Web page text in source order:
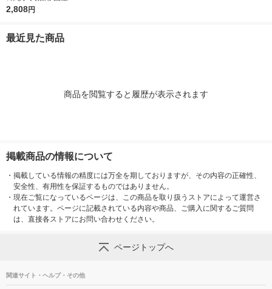
1ケース（1本×6）森
2,808円
最近見た商品
商品を閲覧すると履歴が表示されます
掲載商品の情報について
・ 掲載している情報の精度には万全を期しておりますが、その内容の正確性、
安全性、有用性を保証するものではありません。
・ 現在ご覧になっているページは、この商品を取り扱うストアによって運営さ
れています。ページに記載されている内容や商品、ご購入に関するご質問
は、直接各ストアにお問い合わせください。
ページトップへ
関連サイト・ヘルプ・その他